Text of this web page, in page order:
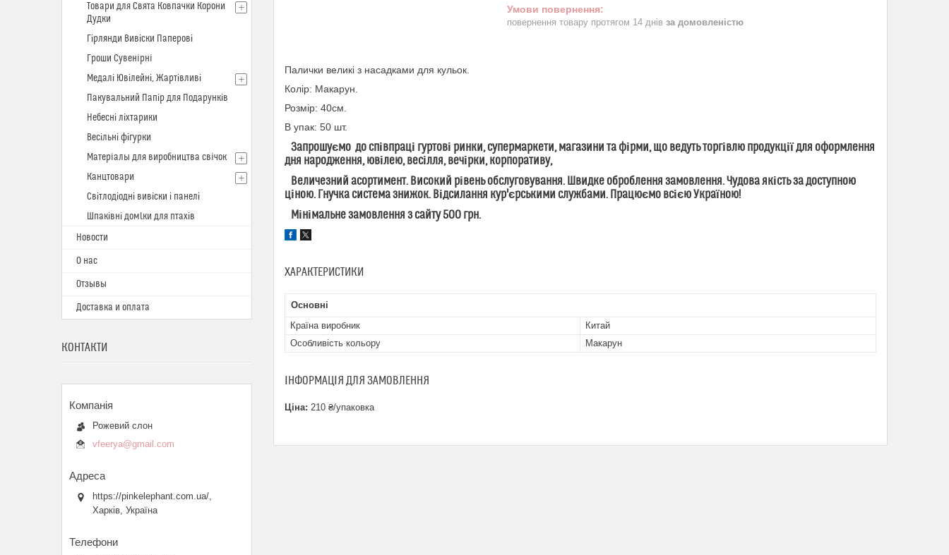
повернення товару протягом 14 днів за домовленістю
Палички великі з насадками для кульок.
Колір: Макарун.
Розмір: 40см.
В упак: 50 шт.
Запрошуємо до співпраці гуртові ринки, супермаркети, магазини та фірми, що ведуть торгівлю продукції для оформлення
дня народження, ювілею, весілля, вечірки, корпоративу,
Величезний асортимент. Високий рівень обслуговування. Швидке оброблення замовлення. Чудова якість за доступною
ціною. Гнучка система знижок. Відсилання кур'єрськими службами. Працюємо всією Україною!
Мінімальне замовлення з сайту 500 грн.
ХАРАКТЕРИСТИКИ
Основні
Країна виробник
Китай
Особливість кольору
Макарун
ІНФОРМАЦІЯ ДЛЯ ЗАМОВЛЕННЯ
Ціна: 210 ₴/упаковка
Товари для Свята Ковпачки Корони
Дудки
Гірлянди Вивіски Паперові
Гроши Сувенiрнi
Медалі Ювілейні, Жартівливі
Пакувальний Папір для Подарунків
Небесні ліхтарики
Весільні фігурки
Матерiалы для виробництва свiчок
Канцтовари
Світлодіодні вивіски і панелі
Шпаківні домlки для птахів
Новости
О нас
Отзывы
Доставка и оплата
КОНТАКТИ
Рожевий слон
vfeerya@gmail.com
https://pinkelephant.com.ua/,
Харків, Україна